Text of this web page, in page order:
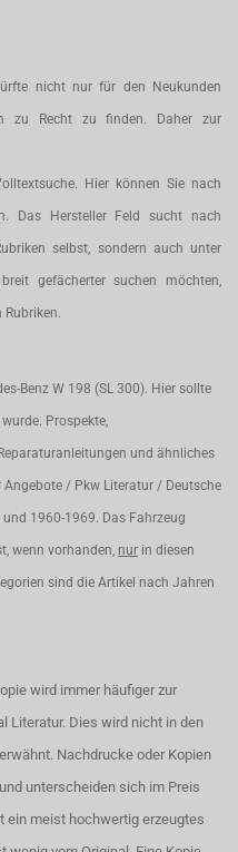
nicht nur für den Neukunden
zu Recht zu finden. Daher zur
Hier können Sie nach
Das Hersteller Feld sucht nach
selbst, sondern auch unter
gefächerter suchen möchten,
Rubriken.
Benz W 198 (SL 300). Hier sollte
Prospekte,
und ähnliches
/ Pkw Literatur / Deutsche
1960-1969. Das Fahrzeug
wenn vorhanden, nur in diesen
sind die Artikel nach Jahren
wird immer häufiger zur
Literatur. Dies wird nicht in den
Nachdrucke oder Kopien
unterscheiden sich im Preis
ein meist hochwertig erzeugtes